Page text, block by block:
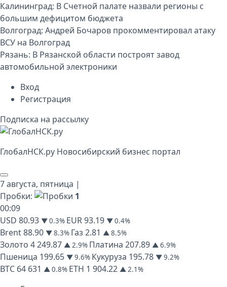
Калининград: В Счетной палате назвали регионы с
большим дефицитом бюджета
Волгоград: Андрей Бочаров прокомментировал атаку
ВСУ на Волгоград
Рязань: В Рязанской области построят завод
автомобильной электроники
Вход
Регистрация
Подписка на рассылку
ГлобалНСК.py Новосибирский бизнес портал
7 августа, пятница |
Пробки:
1
00:09
USD 80.93 ▼ 0.3% EUR93.19 ▼ 0.4%
Brent88.90 ▼ 8.3% Газ 2.81 ▲ 8.5%
Золото 4 249.87 ▲ 2.9% Платина 207.89 ▲ 6.9%
Пшеница 199.65 ▼ 9.6% Кукуруза 195.78 ▼ 9.2%
BTC 64 631 ▲ 0.8% ETH 1 904.22 ▲ 2.1%